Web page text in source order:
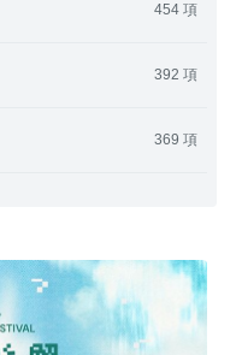
454 項
392 項
369 項